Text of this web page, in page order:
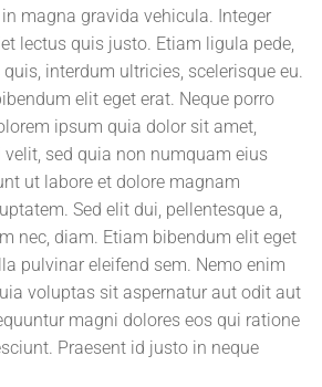
magna gravida vehicula. Integer
lectus quis justo. Etiam ligula pede,
interdum ultricies, scelerisque eu.
elit eget erat. Neque porro
ipsum quia dolor sit amet,
sed quia non numquam eius
ut labore et dolore magnam
Sed elit dui, pellentesque a,
nec, diam. Etiam bibendum elit eget
pulvinar eleifend sem. Nemo enim
voluptas sit aspernatur aut odit aut
magni dolores eos qui ratione
Praesent id justo in neque